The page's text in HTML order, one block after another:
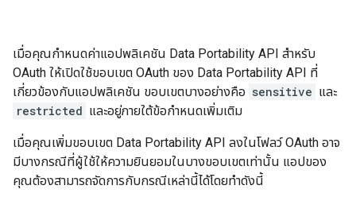
เมื่อคุณกําหนดค่าแอปพลิเคชัน Data Portability API สําหรับ
OAuth ให้เปิดใช้ขอบเขต OAuth ของ Data Portability API ที่
เกี่ยวข้องกับแอปพลิเคชัน ขอบเขตบางอย่างคือ sensitive และ
restricted และอยู่ภายใต้ข้อกำหนดเพิ่มเติม
เมื่อคุณเพิ่มขอบเขต Data Portability API ลงในโฟลว์ OAuth อาจ
มีบางกรณีที่ผู้ใช้ให้ความยินยอมในบางขอบเขตเท่านั้น แอปของ
คุณต้องสามารถจัดการกับกรณีเหล่านี้ได้โดยทำดังนี้